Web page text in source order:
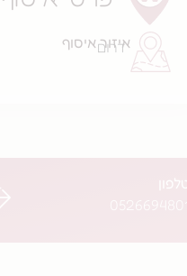
איזור איסוף
דרום
טלפון